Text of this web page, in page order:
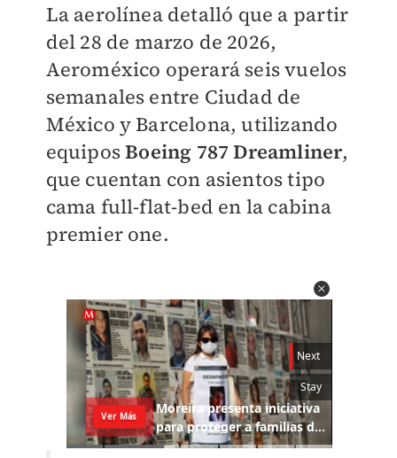
La aerolínea detalló que a partir
del 28 de marzo de 2026,
Aeroméxico operará seis vuelos
semanales entre Ciudad de
México y Barcelona, utilizando
equiposBoeing 787 Dreamliner,
que cuentan con asientos tipo
cama full-flat-bed en la cabina
premier one.